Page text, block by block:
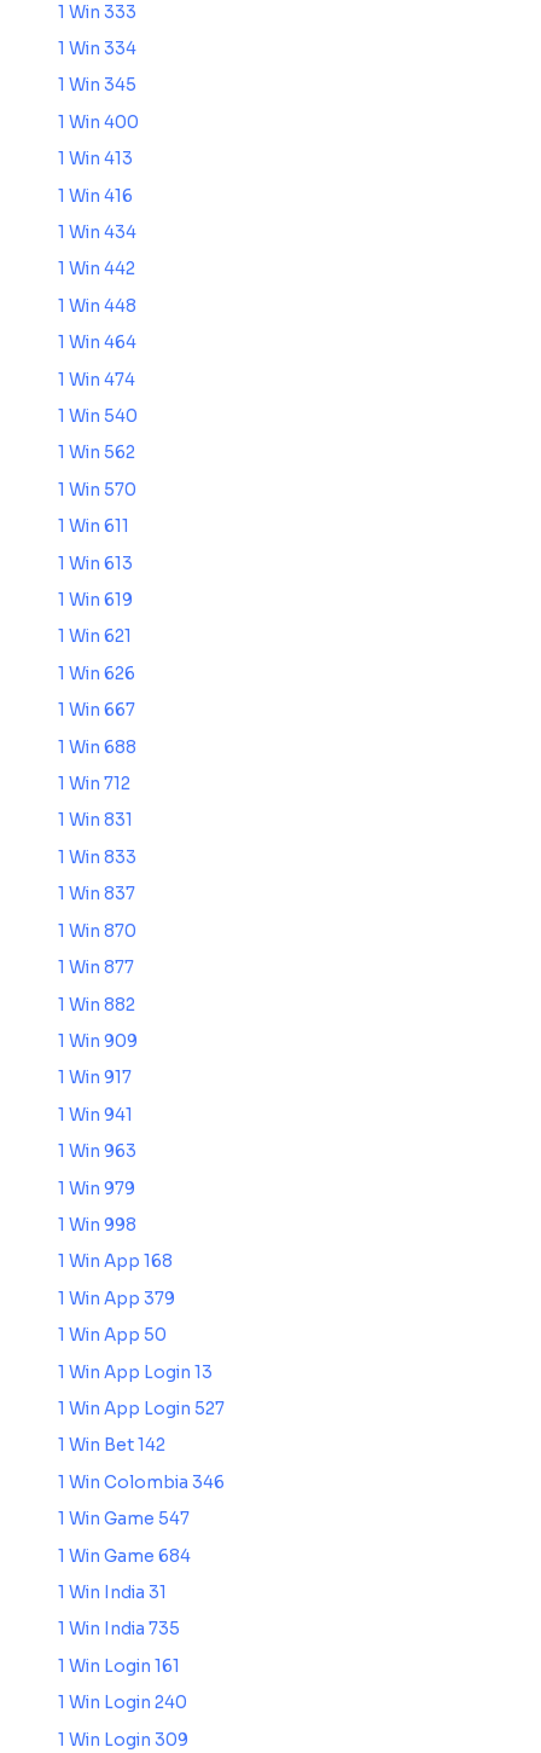
1 Win 333
1 Win 334
1 Win 345
1 Win 400
1 Win 413
1 Win 416
1 Win 434
1 Win 442
1 Win 448
1 Win 464
1 Win 474
1 Win 540
1 Win 562
1 Win 570
1 Win 611
1 Win 613
1 Win 619
1 Win 621
1 Win 626
1 Win 667
1 Win 688
1 Win 712
1 Win 831
1 Win 833
1 Win 837
1 Win 870
1 Win 877
1 Win 882
1 Win 909
1 Win 917
1 Win 941
1 Win 963
1 Win 979
1 Win 998
1 Win App 168
1 Win App 379
1 Win App 50
1 Win App Login 13
1 Win App Login 527
1 Win Bet 142
1 Win Colombia 346
1 Win Game 547
1 Win Game 684
1 Win India 31
1 Win India 735
1 Win Login 161
1 Win Login 240
1 Win Login 309